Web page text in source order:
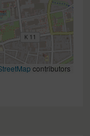
contributors